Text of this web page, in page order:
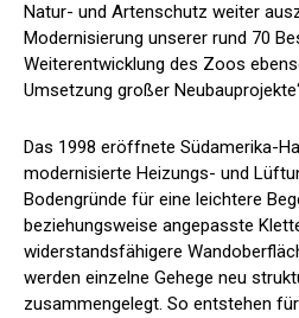
Natur- und Artenschutz weiter
Modernisierung unserer rund 70
Weiterentwicklung des Zoos
Umsetzung großer
Das 1998 eröffnete Südamerika-
modernisierte Heizungs- und
Bodengründe für eine leichtere
beziehungsweise angepasste
widerstandsfähigere
werden einzelne Gehege neu
zusammengelegt. So entstehen